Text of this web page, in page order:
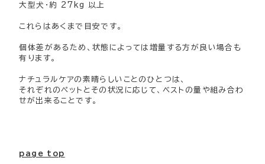
大型犬・約 27kg 以上
これらはあくまで目安です。
個体差があるため、状態によっては増量する方が良い場合も
有ります。
ナチュラルケアの素晴らしいことのひとつは、
それぞれのペットとその状況に応じて、ベストの量や組み合わ
せが出来ることです。
page top